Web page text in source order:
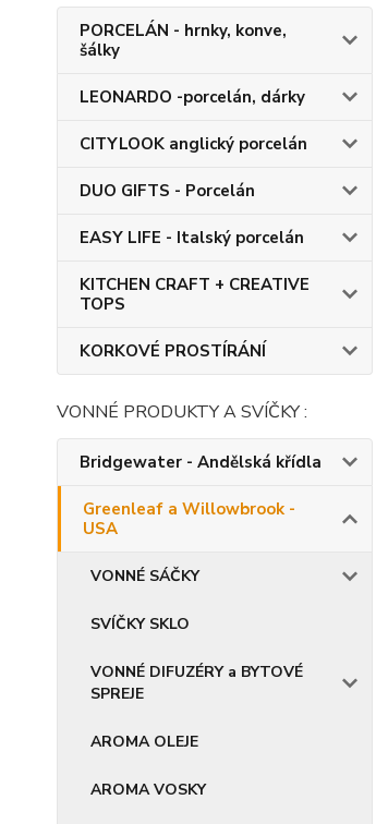
PORCELÁN - hrnky, konve,
šálky
LEONARDO -porcelán, dárky
CITYLOOK anglický porcelán
DUO GIFTS - Porcelán
EASY LIFE - Italský porcelán
KITCHEN CRAFT + CREATIVE
TOPS
KORKOVÉ PROSTÍRÁNÍ
VONNÉ PRODUKTY A SVÍČKY :
Bridgewater - Andělská křídla
Greenleaf a Willowbrook -
USA
VONNÉ SÁČKY
SVÍČKY SKLO
VONNÉ DIFUZÉRY a BYTOVÉ
SPREJE
AROMA OLEJE
AROMA VOSKY